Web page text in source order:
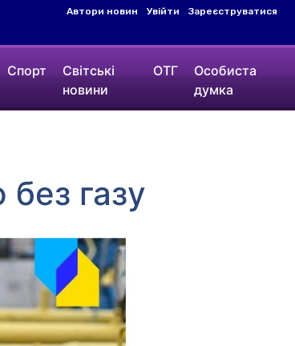
Автори новин Увійти Зареєструватися
Спорт
Світські
новини
ОТГ
Особиста
думка
газу